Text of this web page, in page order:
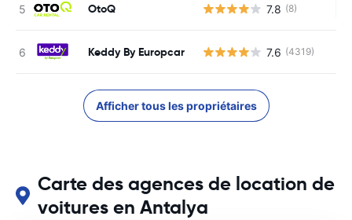
OtoQ 7.8 (8)
Keddy By Europcar 7.6 (4319)
Afficher tous les propriétaires
Carte des agences de location de
voitures en Antalya